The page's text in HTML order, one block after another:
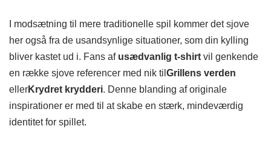
I modsætning til mere traditionelle spil kommer det sjove
her også fra de usandsynlige situationer, som din kylling
bliver kastet ud i. Fans af usædvanlig t-shirt vil genkende
en række sjove referencer med nik til Grillens verden
ellerKrydret krydderi. Denne blanding af originale
inspirationer er med til at skabe en stærk, mindeværdig
identitet for spillet.